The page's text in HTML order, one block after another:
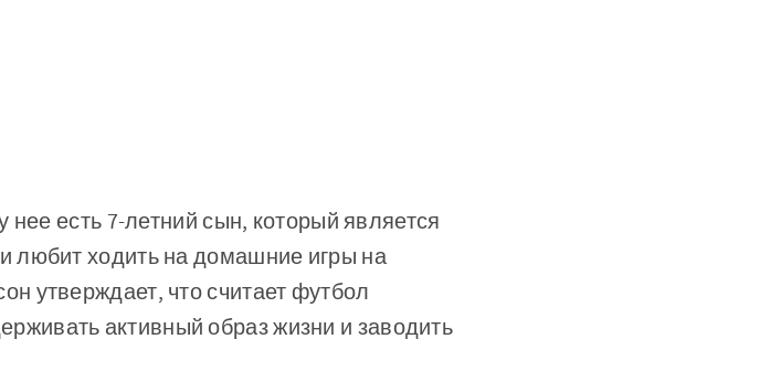
нее есть 7-летний сын, который является
любит ходить на домашние игры на
утверждает, что считает футбол
активный образ жизни и заводить